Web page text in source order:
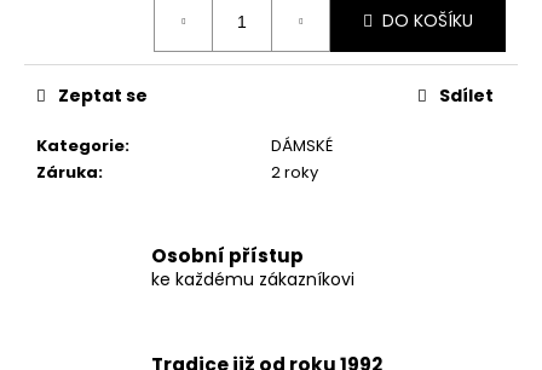
DO KOŠÍKU
Kategorie:
DÁMSKÉ
Záruka: 2 roky
Zeptat se Sdílet
Osobní přístup
ke každému zákazníkovi
Tradice již od roku 1992
e